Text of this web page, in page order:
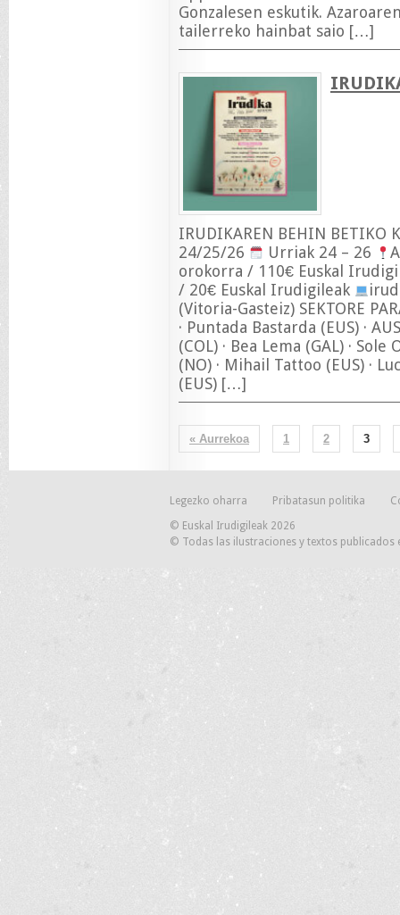
Gonzalesen eskutik.
tailerreko hainbat saio […]
IRUDIKAREN BEHIN BETIKO
24/25/26
Urriak 24 – 26
orokorra / 110€ Euskal
/ 20€ Euskal Irudigileak
(Vitoria-Gasteiz) SEKTORE
· Puntada Bastarda (EUS) ·
(COL) · Bea Lema (GAL) ·
(NO) · Mihail Tattoo (EUS) ·
(EUS) […]
« Aurrekoa 1 2 3
Legezko oharra Pribatasun politika
© Euskal Irudigileak 2026
© Todas las ilustraciones y textos publicados